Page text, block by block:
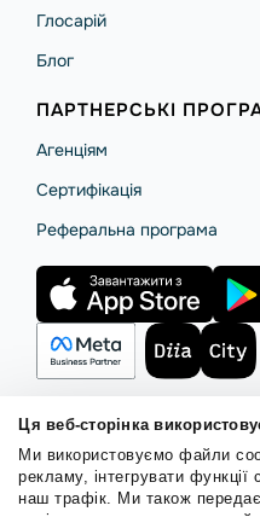
Ця веб-сторінка
Ми використовуємо файли
рекламу, інтегрувати
наш трафік. Ми також
Глосарій
Блог
ПАРТНЕРСЬКІ
Агенціям
Сертифікація
Реферальна програма
Правила користування
Політика конфіденційності